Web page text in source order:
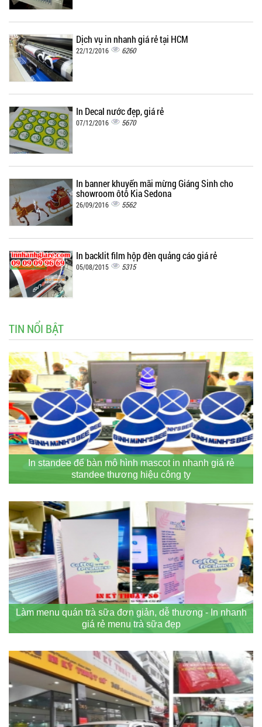
Dịch vụ in nhanh giá rẻ tại HCM
22/12/2016 6260
In Decal nước đẹp, giá rẻ
07/12/2016 5670
In banner khuyến mãi mừng Giáng Sinh cho
showroom ôtô Kia Sedona
26/09/2016 5562
In backlit film hộp đèn quảng cáo giá rẻ
05/08/2015 5315
TIN NỔI BẬT
In standee để bàn mô hình mascot in nhanh giá rẻ
standee thương hiệu công ty
Làm menu quán trà sữa đơn giản, dễ thương - In nhanh
giá rẻ menu trà sữa đẹp